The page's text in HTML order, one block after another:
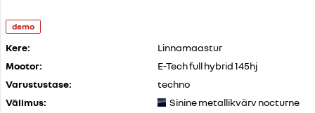
demo
Kere:
Linnamaastur
Mootor:
E-Tech full hybrid 145hj
Varustustase:
techno
Välimus:
Sinine metallikvärv nocturne